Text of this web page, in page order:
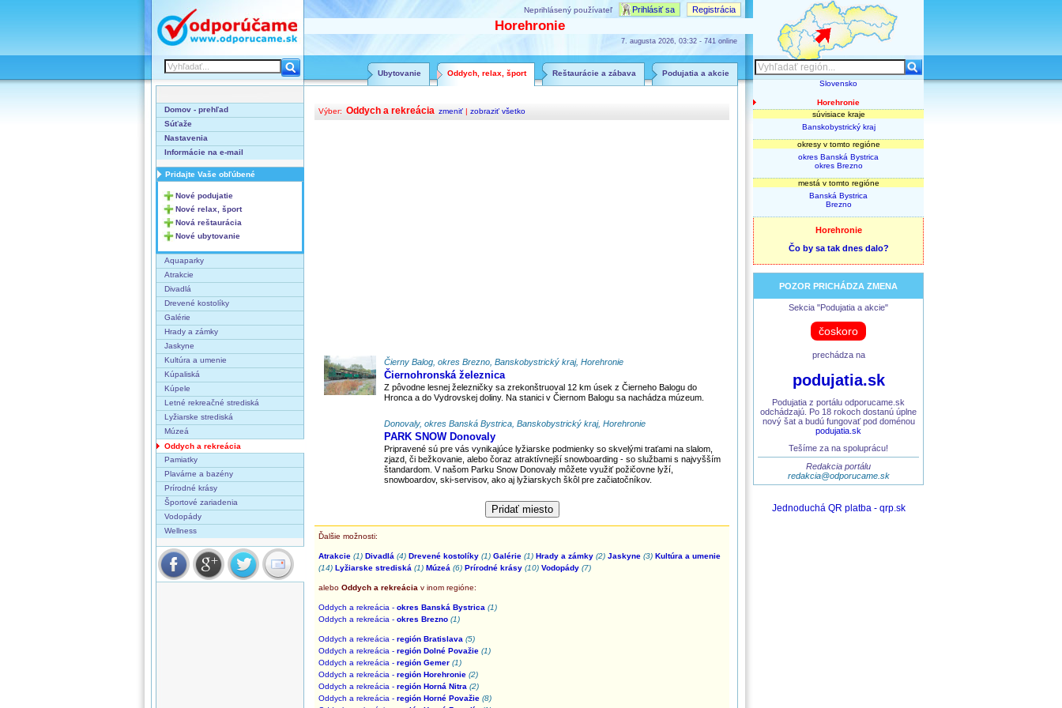
Neprihlásený používateľ Prihlásiť sa Registrácia
Horehronie
7. augusta 2026, 03:32 - 741 online
Podujatia a akcie
Reštaurácie a zábava
Oddych, relax, šport
Ubytovanie
Domov - prehľad
Súťaže
Nastavenia
Informácie na e-mail
Pridajte Vaše obľúbené
Nové podujatie
Nové relax, šport
Nová reštaurácia
Nové ubytovanie
Aquaparky
Atrakcie
Divadlá
Drevené kostolíky
Galérie
Hrady a zámky
Jaskyne
Kultúra a umenie
Kúpaliská
Kúpele
Letné rekreačné strediská
Lyžiarske strediská
Múzeá
Oddych a rekreácia
Pamiatky
Plavárne a bazény
Prírodné krásy
Športové zariadenia
Vodopády
Wellness
Výber: Oddych a rekreácia zmeniť | zobraziť všetko
Čierny Balog, okres Brezno, Banskobystrický kraj, Horehronie
Čiernohronská železnica
Z pôvodne lesnej železničky sa zrekonštruoval 12 km úsek z Čierneho Balogu do
Hronca a do Vydrovskej doliny. Na stanici v Čiernom Balogu sa nachádza múzeum.
Donovaly, okres Banská Bystrica, Banskobystrický kraj, Horehronie
PARK SNOW Donovaly
Pripravené sú pre vás vynikajúce lyžiarske podmienky so skvelými traťami na slalom,
zjazd, či bežkovanie, alebo čoraz atraktívnejší snowboarding - so službami s najvyšším
štandardom. V našom Parku Snow Donovaly môžete využiť požičovne lyží,
snowboardov, ski-servisov, ako aj lyžiarskych škôl pre začiatočníkov.
Ďalšie možnosti:
Atrakcie (1) Divadlá (4) Drevené kostolíky (1) Galérie (1) Hrady a zámky (2) Jaskyne (3) Kultúra a umenie
(14) Lyžiarske strediská (1) Múzeá (6) Prírodné krásy (10) Vodopády (7)
alebo Oddych a rekreácia v inom regióne:
Oddych a rekreácia - okres Banská Bystrica (1)
Oddych a rekreácia - okres Brezno (1)
Oddych a rekreácia - región Bratislava (5)
Oddych a rekreácia - región Dolné Považie (1)
Oddych a rekreácia - región Gemer (1)
Oddych a rekreácia - región Horehronie (2)
Oddych a rekreácia - región Horná Nitra (2)
Oddych a rekreácia - región Horné Považie (8)
Slovensko
Horehronie
súvisiace kraje
Banskobystrický kraj
okresy v tomto regióne
okres Banská Bystrica
okres Brezno
mestá v tomto regióne
Banská Bystrica
Brezno
Horehronie
Čo by sa tak dnes dalo?
POZOR PRICHÁDZA ZMENA
Sekcia "Podujatia a akcie"
čoskoro
prechádza na
podujatia.sk
Podujatia z portálu odporucame.sk
odchádzajú. Po 18 rokoch dostanú úplne
nový šat a budú fungovať pod doménou
podujatia.sk
Tešíme za na spoluprácu!
Redakcia portálu
redakcia@odporucame.sk
Jednoduchá QR platba - qrp.sk